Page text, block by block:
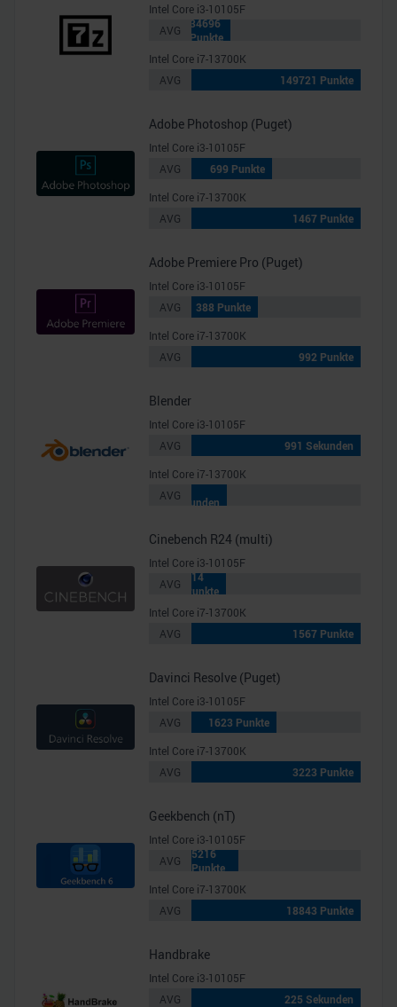
Intel Core i3-10105F
AVG
34696
Punkte
Intel Core i7-13700K
AVG
149721 Punkte
Adobe Photoshop (Puget)
Intel Core i3-10105F
AVG
699 Punkte
Intel Core i7-13700K
AVG
1467 Punkte
Adobe Premiere Pro (Puget)
Intel Core i3-10105F
AVG
388 Punkte
Intel Core i7-13700K
AVG
992 Punkte
Blender
Intel Core i3-10105F
AVG
991 Sekunden
Intel Core i7-13700K
AVGSekunden
Cinebench R24 (multi)
Intel Core i3-10105F
AVG
314
Punkte
Intel Core i7-13700K
AVG
1567 Punkte
Davinci Resolve (Puget)
Intel Core i3-10105F
AVG
1623 Punkte
Intel Core i7-13700K
AVG
3223 Punkte
Geekbench (nT)
Intel Core i3-10105F
AVG
5216
Punkte
Intel Core i7-13700K
AVG
18843 Punkte
Handbrake
Intel Core i3-10105F
AVG
225 Sekunden